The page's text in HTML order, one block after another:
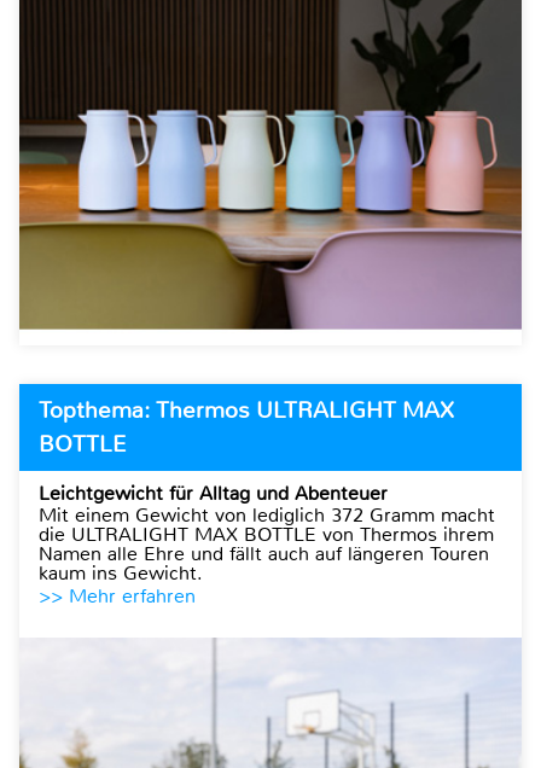
Topthema: Thermos ULTRALIGHT MAX
BOTTLE
Leichtgewicht für Alltag und Abenteuer
Mit einem Gewicht von lediglich 372 Gramm macht
die ULTRALIGHT MAX BOTTLE von Thermos ihrem
Namen alle Ehre und fällt auch auf längeren Touren
kaum ins Gewicht.
>> Mehr erfahren